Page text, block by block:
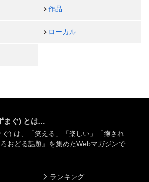
作品
ローカル
まぐ) とは…
) は、「笑える」「楽しい」「癒され
おどる話題』を集めたWebマガジンで
ランキング